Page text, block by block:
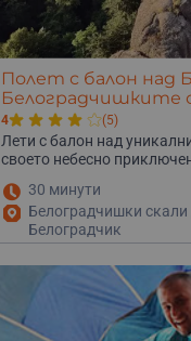
Полет с балон над
Белоградчишките
4 (5)
Лети с балон над
своето небесно
30 минути
Белоградчишки скали
Белоградчик